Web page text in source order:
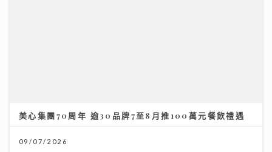
美心集團70周年 逾30品牌7至8月推100萬元餐飲禮遇
09/07/2026